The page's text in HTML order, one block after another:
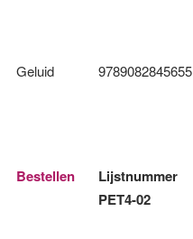
Geluid
9789082845655
Bestellen
Lijstnummer
PET4-02